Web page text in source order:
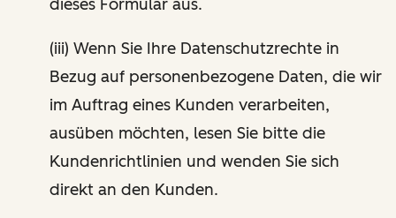
dieses Formular aus.
(iii) Wenn Sie Ihre Datenschutzrechte in
Bezug auf personenbezogene Daten, die wir
im Auftrag eines Kunden verarbeiten,
ausüben möchten, lesen Sie bitte die
Kundenrichtlinien und wenden Sie sich
direkt an den Kunden.